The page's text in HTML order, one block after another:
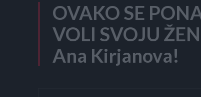
OVAKO SE
VOLI SVOJU
Ana Kirjanova!